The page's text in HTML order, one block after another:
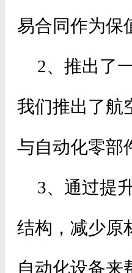
易合同作为保
2、推出了
我们推出了航
与自动化零部
3、通过提
结构，减少原
自动化设备来